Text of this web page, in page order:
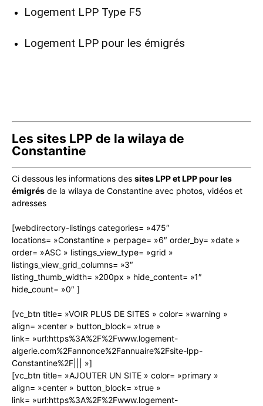
Logement LPP Type F5
Logement LPP pour les émigrés
Les sites LPP de la wilaya de
Constantine
Ci dessous les informations des sites LPP et LPP pour les
émigrés de la wilaya de Constantine avec photos, vidéos et
adresses
[webdirectory-listings categories= »475″
locations= »Constantine » perpage= »6″ order_by= »date »
order= »ASC » listings_view_type= »grid »
listings_view_grid_columns= »3″
listing_thumb_width= »200px » hide_content= »1″
hide_count= »0″ ]
[vc_btn title= »VOIR PLUS DE SITES » color= »warning »
align= »center » button_block= »true »
link= »url:https%3A%2F%2Fwww.logement-
algerie.com%2Fannonce%2Fannuaire%2Fsite-lpp-
Constantine%2F||| »]
[vc_btn title= »AJOUTER UN SITE » color= »primary »
align= »center » button_block= »true »
link= »url:https%3A%2F%2Fwww.logement-